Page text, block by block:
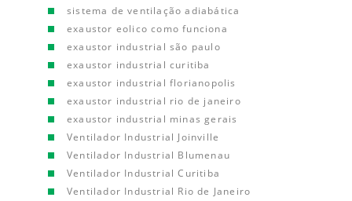
sistema de ventilação adiabática
exaustor eolico como funciona
exaustor industrial são paulo
exaustor industrial curitiba
exaustor industrial florianopolis
exaustor industrial rio de janeiro
exaustor industrial minas gerais
Ventilador Industrial Joinville
Ventilador Industrial Blumenau
Ventilador Industrial Curitiba
Ventilador Industrial Rio de Janeiro